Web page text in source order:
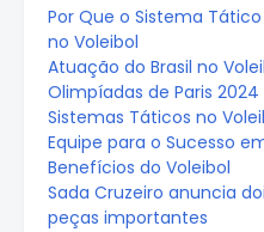
Por Que o Sistema
no Voleibol
Atuação do Brasil no
Olimpíadas de Paris 2024
Sistemas Táticos no
Equipe para o Sucesso
Benefícios do Voleibol
Sada Cruzeiro anuncia
peças importantes